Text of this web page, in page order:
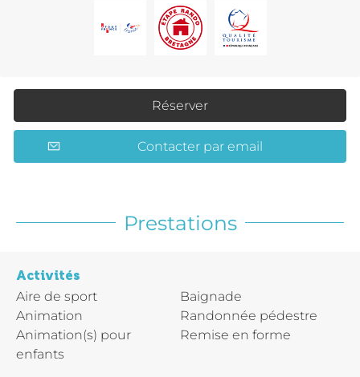
Réserver
Contacter par email
Prestations
Activités
Aire de sport
Animation
Animation(s) pour
enfants
Baignade
Randonnée pédestre
Remise en forme